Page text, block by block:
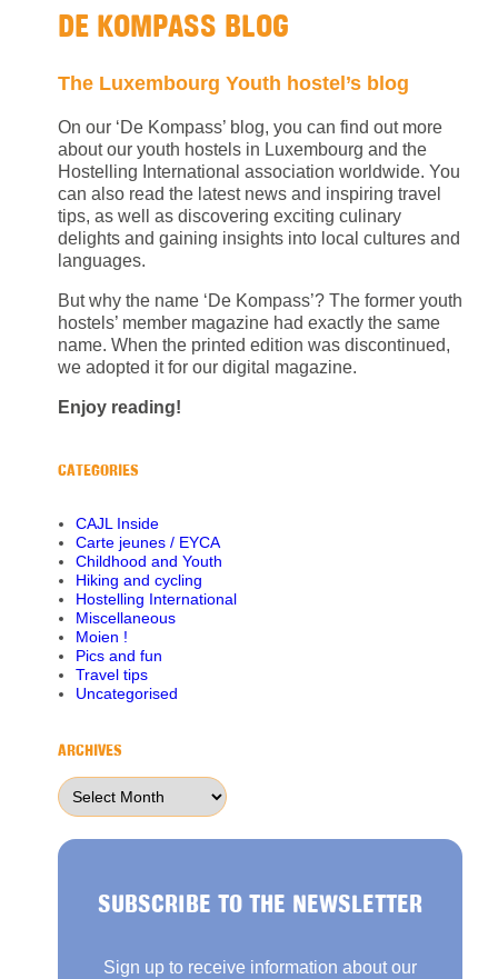
DE KOMPASS BLOG
The Luxembourg Youth hostel’s blog
On our ‘De Kompass’ blog, you can find out more
about our youth hostels in Luxembourg and the
Hostelling International association worldwide. You
can also read the latest news and inspiring travel
tips, as well as discovering exciting culinary
delights and gaining insights into local cultures and
languages.
But why the name ‘De Kompass’? The former youth
hostels’ member magazine had exactly the same
name. When the printed edition was discontinued,
we adopted it for our digital magazine.
Enjoy reading!
CATEGORIES
CAJL Inside
Carte jeunes / EYCA
Childhood and Youth
Hiking and cycling
Hostelling International
Miscellaneous
Moien !
Pics and fun
Travel tips
Uncategorised
ARCHIVES
Archives
SUBSCRIBE TO THE NEWSLETTER
Sign up to receive information about our